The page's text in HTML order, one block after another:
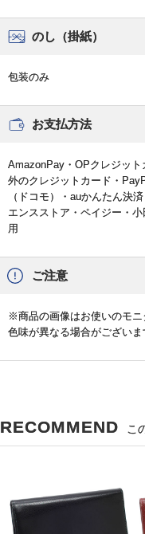
のし（掛紙）
包装のみ
お支払方法
AmazonPay・OPクレジッ
外のクレジットカード・
（ドコモ）・auかんたん決
エンスストア・ペイジー・
用
ご注意
※商品の画像はお使いのモニ
色味が異なる場合がございま
RECOMMEND こ